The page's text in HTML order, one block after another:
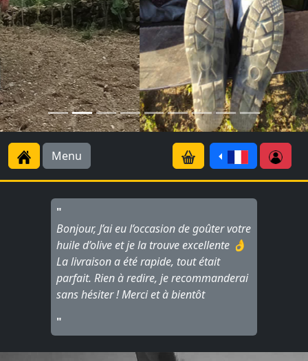
Menu
"
Bonjour, J’ai eu l’occasion de goûter votre
huile d’olive et je la trouve excellente 👌
La livraison a été rapide, tout était
parfait. Rien à redire, je recommanderai
sans hésiter ! Merci et à bientôt
"